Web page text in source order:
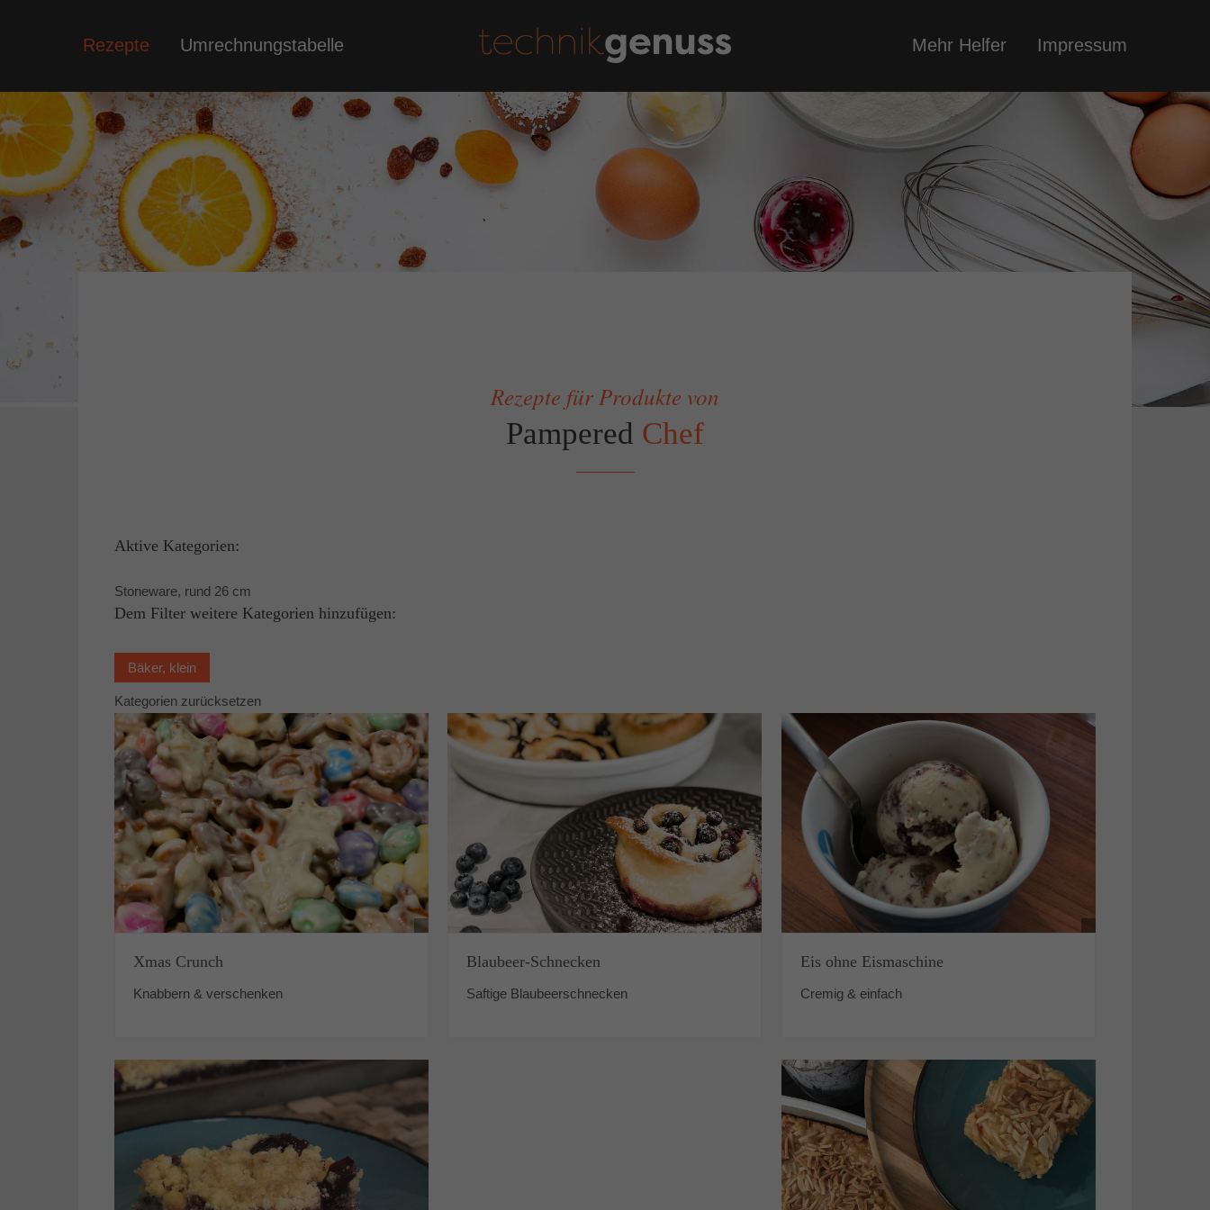
Rezepte Umrechnungstabelle Mehr Helfer Impressum
Rezepte für Produkte von
Pampered Chef
Aktive Kategorien:
Stoneware, rund 26 cm
Dem Filter weitere Kategorien hinzufügen:
Bäker, klein
Kategorien zurücksetzen
Xmas Crunch
Knabbern & verschenken
Blaubeer-Schnecken
Saftige Blaubeerschnecken
Eis ohne Eismaschine
Cremig & einfach